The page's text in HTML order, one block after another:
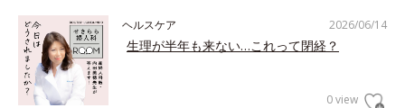
2026/06/14
ヘルスケア
生理が半年も来ない…これって閉経？
0 view